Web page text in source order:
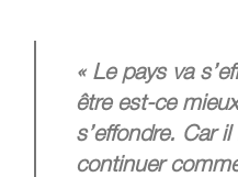
« Le pays va
être est-ce
s’effondre. Car
continuer